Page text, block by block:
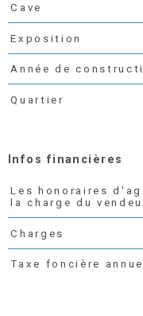
Cave
Exposition
Année de
Quartier
Infos financières
Caractéristiques Valeurs
Les honoraires
la charge du
Charges
Taxe foncière